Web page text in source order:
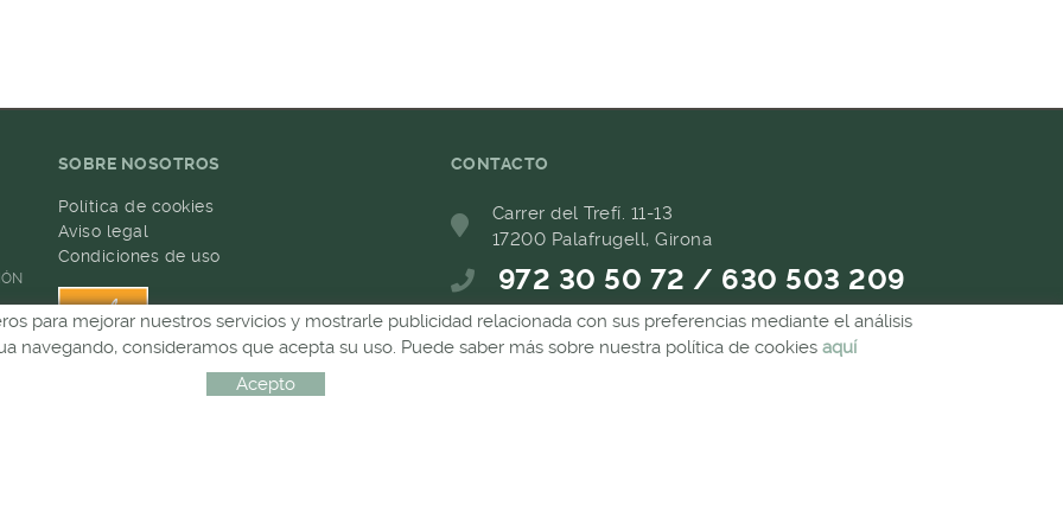
SOBRE NOSOTROS
Política de cookies
Aviso legal
Condiciones de uso
CONTACTO
Carrer del Trefí. 11-13
17200 Palafrugell, Girona
972 30 50 72 / 630 503 209
689 657 489
para mejorar nuestros servicios y mostrarle publicidad relacionada con sus preferencias mediante el análisis
navegando, consideramos que acepta su uso. Puede saber más sobre nuestra política de cookies aquí
Acepto